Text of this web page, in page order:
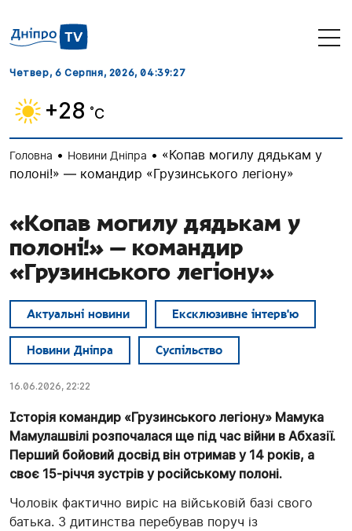
Четвер, 6 Серпня, 2026, 04:39:27
+28 ˚C
Головна • Новини Дніпра • «Копав могилу дядькам у
полоні!» — командир «Грузинського легіону»
«Копав могилу дядькам у
полоні!» — командир
«Грузинського легіону»
Актуальні новини Ексклюзивне інтерв'ю
Новини Дніпра Суспільство
16.06.2026, 22:22
Історія командир «Грузинського легіону» Мамука
Мамулашвілі розпочалася ще під час війни в Абхазії.
Перший бойовий досвід він отримав у 14 років, а
своє 15-річчя зустрів у російському полоні.
Чоловік фактично виріс на військовій базі свого
батька. З дитинства перебував поруч із